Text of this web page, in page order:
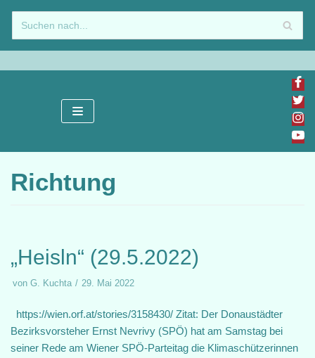
Zum
Inhalt
springen
Richtung
„Heisln“ (29.5.2022)
von G. Kuchta 29. Mai 2022
https://wien.orf.at/stories/3158430/ Zitat: Der Donaustädter
Bezirksvorsteher Ernst Nevrivy (SPÖ) hat am Samstag bei
seiner Rede am Wiener SPÖ-Parteitag die Klimaschützerinnen